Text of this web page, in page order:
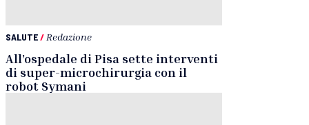
SALUTE/ Redazione
All’ospedale di Pisa sette interventi
di super-microchirurgia con il
robot Symani